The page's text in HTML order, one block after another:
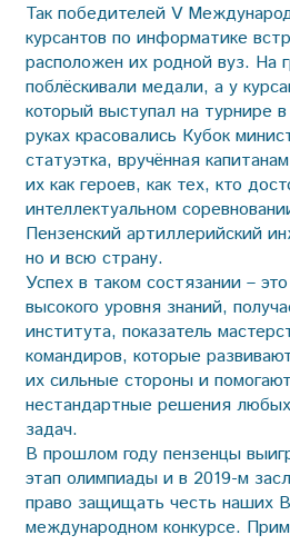
Так победителей V
курсантов по информатике
расположен их родной вуз. На
поблёскивали медали, а у
который выступал на турнире
руках красовались Кубок
статуэтка, вручённая
их как героев, как тех, кто
интеллектуальном
Пензенский артиллерийский
но и всю страну.
Успех в таком состязании –
высокого уровня знаний,
института, показатель
командиров, которые
их сильные стороны и
нестандартные решения
задач.
В прошлом году пензенцы
этап олимпиады и в 2019-м
право защищать честь наших
международном конкурсе.